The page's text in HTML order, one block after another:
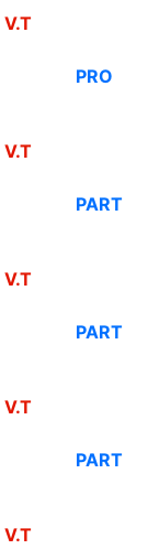
V.T
PRO
V.T
PART
V.T
PART
V.T
PART
V.T